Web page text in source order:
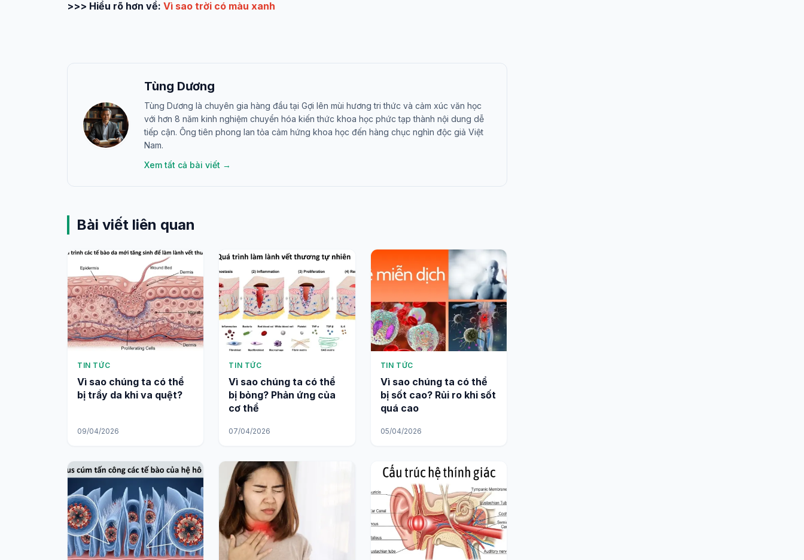
>>> Hiểu rõ hơn về: Vì sao trời có màu xanh
Tùng Dương
Tùng Dương là chuyên gia hàng đầu tại Gợi lên mùi hương tri thức và cảm xúc văn học
với hơn 8 năm kinh nghiệm chuyển hóa kiến thức khoa học phức tạp thành nội dung dễ
tiếp cận. Ông tiên phong lan tỏa cảm hứng khoa học đến hàng chục nghìn độc giả Việt
Nam.
Xem tất cả bài viết →
Bài viết liên quan
TIN TỨC
Vì sao chúng ta có thể
bị trầy da khi va quệt?
09/04/2026
TIN TỨC
Vì sao chúng ta có thể
bị bỏng? Phản ứng của
cơ thể
07/04/2026
TIN TỨC
Vì sao chúng ta có thể
bị sốt cao? Rủi ro khi sốt
quá cao
05/04/2026